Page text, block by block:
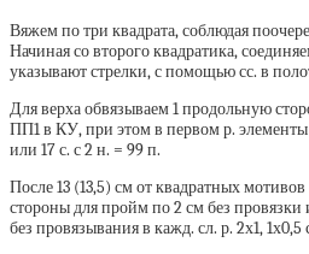
Вяжем по три квадрата, соблюдая
Начиная со второго квадратика,
указывают стрелки, с помощью сс. в
Для верха обвязываем 1 продольную
ПП1 в КУ, при этом в первом р.
или 17 с. с 2 н. = 99 п.
После 13 (13,5) см от квадратных мотивов
стороны для пройм по 2 см без провязки
без провязывания в кажд. сл. р. 2х1, 1х0,5